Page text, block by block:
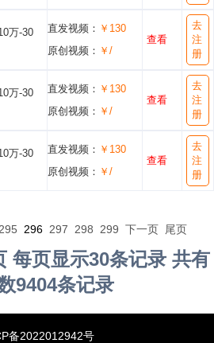
万-30
直发视频： ￥130
原创视频： ￥/
查看
去
注
册
万-30
直发视频： ￥130
原创视频： ￥/
查看
去
注
册
万-30
直发视频： ￥130
原创视频： ￥/
查看
去
注
册
295 296 297 298 299 下一页 尾页
每页显示30条记录 共有
9404条记录
备2022012942号